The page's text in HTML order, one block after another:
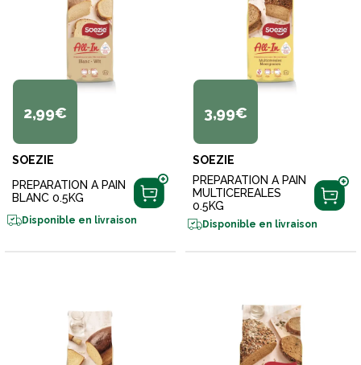
2,99€
SOEZIE
PREPARATION A PAIN
BLANC 0.5KG
Disponible en livraison
3,99€
SOEZIE
PREPARATION A PAIN
MULTICEREALES
0.5KG
Disponible en livraison